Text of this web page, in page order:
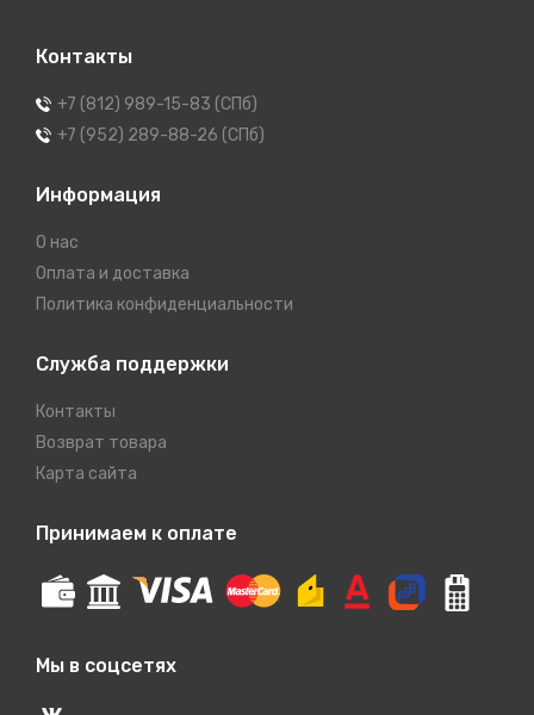
Контакты
+7 (812) 989-15-83 (СПб)
+7 (952) 289-88-26 (СПб)
Информация
О нас
Оплата и доставка
Политика конфиденциальности
Служба поддержки
Контакты
Возврат товара
Карта сайта
Принимаем к оплате
Мы в соцсетях